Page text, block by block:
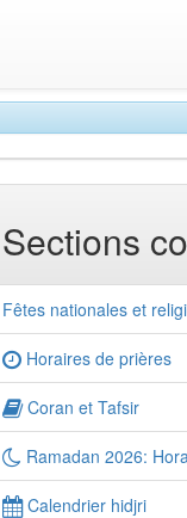
Sections
Fêtes nationales et
Horaires de prières
Coran et Tafsir
Ramadan 2026:
Calendrier hidjri